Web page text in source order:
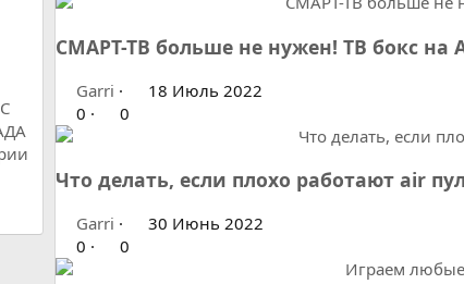
СМАРТ-ТВ больше не нужен! ТВ бокс на
Garri
18 Июль 2022
0
0
Что делать, если плохо работают air
Garri
30 Июнь 2022
0
0